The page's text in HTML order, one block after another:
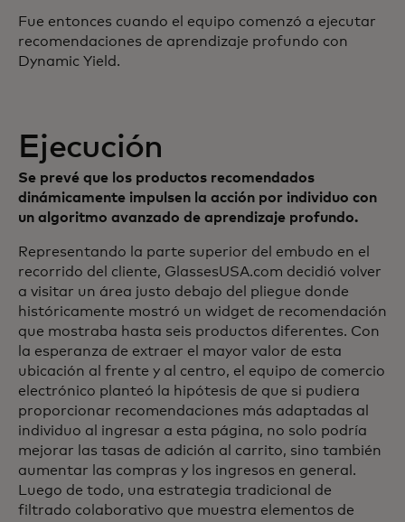
Fue entonces cuando el equipo comenzó a ejecutar
recomendaciones de aprendizaje profundo con
Dynamic Yield.
Ejecución
Se prevé que los productos recomendados
dinámicamente impulsen la acción por individuo con
un algoritmo avanzado de aprendizaje profundo.
Representando la parte superior del embudo en el
recorrido del cliente, GlassesUSA.com decidió volver
a visitar un área justo debajo del pliegue donde
históricamente mostró un widget de recomendación
que mostraba hasta seis productos diferentes. Con
la esperanza de extraer el mayor valor de esta
ubicación al frente y al centro, el equipo de comercio
electrónico planteó la hipótesis de que si pudiera
proporcionar recomendaciones más adaptadas al
individuo al ingresar a esta página, no solo podría
mejorar las tasas de adición al carrito, sino también
aumentar las compras y los ingresos en general.
Luego de todo, una estrategia tradicional de
filtrado colaborativo que muestra elementos de